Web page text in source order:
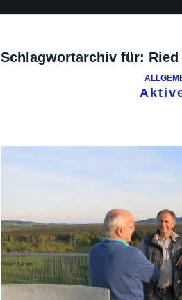
Schlagwortarchiv für: Ried